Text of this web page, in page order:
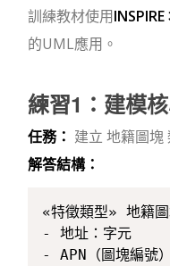
訓練教材使用
的UML應用。
練習1：建模
任務： 建立地籍圖塊
解答結構：
«特徵類型» 地籍
- 地址：字元
- APN（圖塊編號